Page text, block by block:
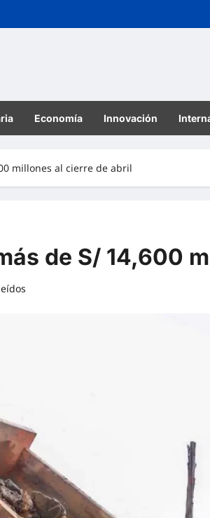
Economía Innovación
millones al cierre de abril
de S/ 14,600